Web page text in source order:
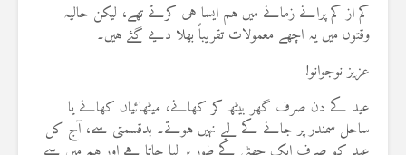
کم از کم پرانے زمانے میں ہم ایسا ہی کرتے تھے، لیکن حالیہ
وقتوں میں یہ اچھے معمولات تقریباً بھلا دیے گئے ہیں۔
عزیز نوجوانو!
عید کے دن صرف گھر بیٹھ کر کھانے، میٹھائیاں کھانے یا
ساحل سمندر پر جانے کے لیے نہیں ہوتے۔ بدقسمتی سے، آج کل